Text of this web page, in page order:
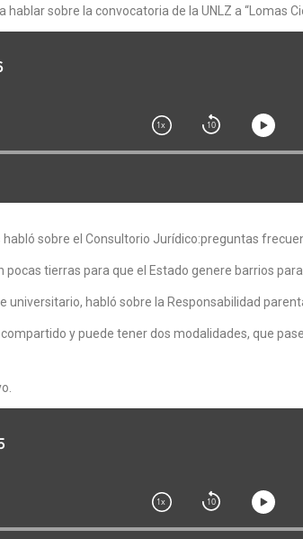
sobre la convocatoria de la UNLZ a “Lomas
sobre el Consultorio Jurídico:preguntas
tierras para que el Estado genere barrios para
habló sobre la Responsabilidad
y puede tener dos modalidades, que